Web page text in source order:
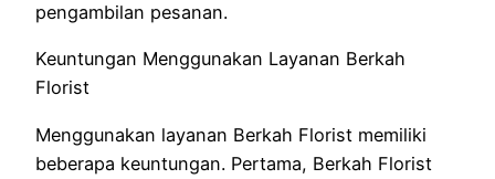
pengambilan pesanan.
Keuntungan Menggunakan Layanan Berkah
Florist
Menggunakan layanan Berkah Florist memiliki
beberapa keuntungan. Pertama, Berkah Florist